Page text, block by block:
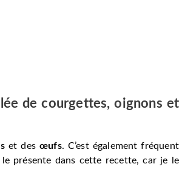
de courgettes, oignons et
et des œufs. C’est également fréquent
présente dans cette recette, car je le